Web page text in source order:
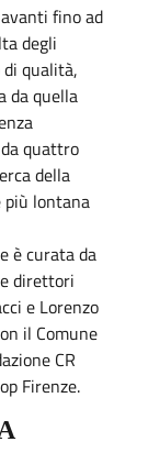
fino ad
degli
qualità,
da quella
quattro
della
più lontana
è curata da
direttori
e Lorenzo
il Comune
CR
Firenze.